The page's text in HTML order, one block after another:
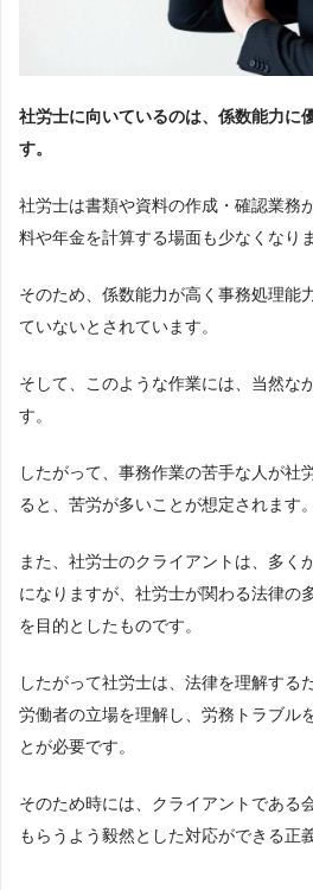
社労士に向いているのは、係数能力に
す。
社労士は書類や資料の作成・確認業務
料や年金を計算する場面も少なくなり
そのため、係数能力が高く事務処理能
ていないとされています。
そして、このような作業には、当然な
す。
したがって、事務作業の苦手な人が社
ると、苦労が多いことが想定されます。
また、社労士のクライアントは、多く
になりますが、社労士が関わる法律の
を目的としたものです。
したがって社労士は、法律を理解する
労働者の立場を理解し、労務トラブル
とが必要です。
そのため時には、クライアントである
もらうよう毅然とした対応ができる正